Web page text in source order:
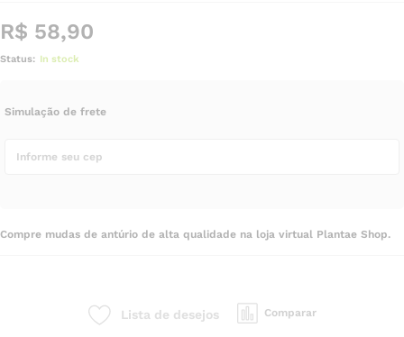
R$ 58,90
Status: In stock
Simulação de frete
Compre mudas de antúrio de alta qualidade na loja virtual Plantae Shop.
Lista de desejos Comparar